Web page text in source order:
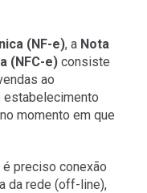
(NF-e), a Nota
(NFC-e)consiste
ao
estabelecimento
momento em que
é preciso conexão
da rede (off-line),